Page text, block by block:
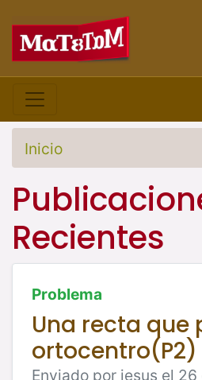
Inicio
Recientes
Problema
Una recta que
ortocentro(P2)
Enviado por jesus el